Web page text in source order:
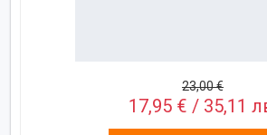
23,00 €
17,95 € / 35,11